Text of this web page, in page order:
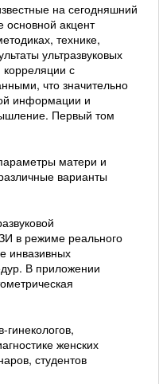
на сегодняшний
акцент
технике,
ультразвуковых
корреляции с
что значительно
информации и
Первый том
матери и
варианты
в режиме реального
инвазивных
В приложении
женских
студентов